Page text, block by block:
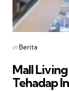
Posted
inBerita
Mall
Tehadap